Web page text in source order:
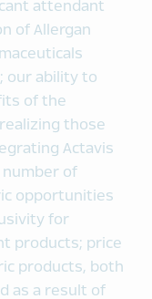
attendant
of Allergan
our ability to
of the
those
Actavis
number of
opportunities
for
products; price
products, both
as a result of